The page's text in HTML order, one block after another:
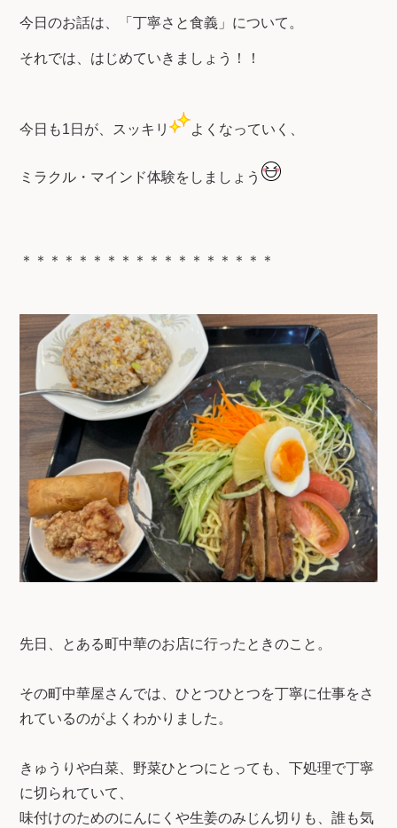
今日のお話は、「丁寧さと食義」について。
それでは、はじめていきましょう！！
今日も1日が、スッキリ よくなっていく、
ミラクル・マインド体験をしましょう
＊＊＊＊＊＊＊＊＊＊＊＊＊＊＊＊＊＊
先日、とある町中華のお店に行ったときのこと。
その町中華屋さんでは、ひとつひとつを丁寧に仕事をさ
れているのがよくわかりました。
きゅうりや白菜、野菜ひとつにとっても、下処理で丁寧
に切られていて、
味付けのためのにんにくや生姜のみじん切りも、誰も気